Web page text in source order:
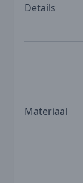
Details
Materiaal